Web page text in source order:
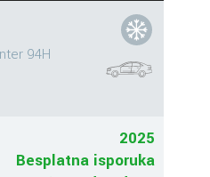
94H
2025
Besplatna isporuka